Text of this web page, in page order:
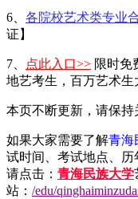
6、 各院校艺术类专业
证】
7、 点此入口>> 限时免
地艺考生，百万艺术生
本页不断更新，请保持
如果大家需要了解青海
试时间、考试地点、
请点击： 青海民族大学
站： /edu/